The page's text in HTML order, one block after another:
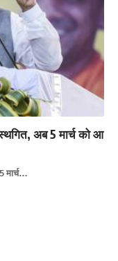
स्थगित, अब 5 मार्च को आ
मार्च…